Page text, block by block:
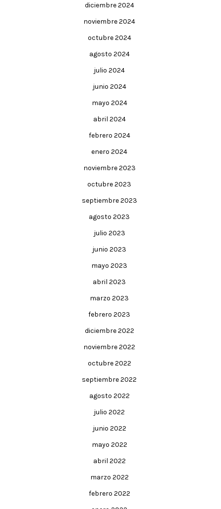
diciembre 2024
noviembre 2024
octubre 2024
agosto 2024
julio 2024
junio 2024
mayo 2024
abril 2024
febrero 2024
enero 2024
noviembre 2023
octubre 2023
septiembre 2023
agosto 2023
julio 2023
junio 2023
mayo 2023
abril 2023
marzo 2023
febrero 2023
diciembre 2022
noviembre 2022
octubre 2022
septiembre 2022
agosto 2022
julio 2022
junio 2022
mayo 2022
abril 2022
marzo 2022
febrero 2022